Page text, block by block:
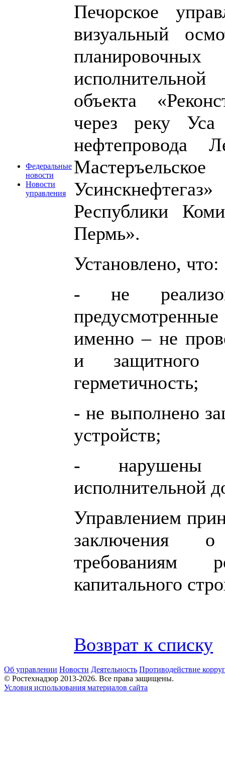
Федеральные
новости
Новости
управления
Печорское
визуальный
объекта
через реку Уса
нефтепровода
Республики
Пермь».
Установлено, что:
- не
именно – не
и защитного
герметичность;
- не выполнено
устройств;
- нарушены
исполнительной
Управлением
заключения о
требованиям
капитального
Возврат к списку
Об управлении Новости Деятельность Противодействие
© Ростехнадзор 2013-2026. Все права защищены.
Условия использования материалов сайта